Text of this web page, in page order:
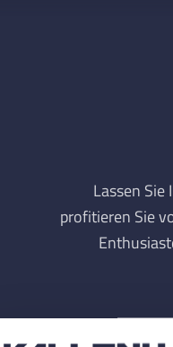
Lassen
profitieren Sie